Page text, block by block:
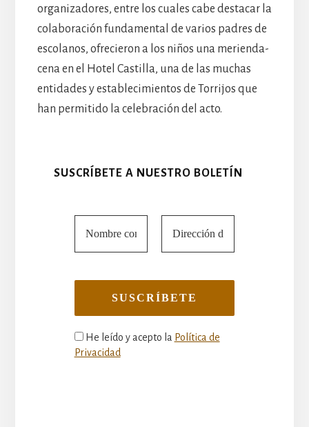
organizadores, entre los cuales cabe destacar la
colaboración fundamental de varios padres de
escolanos, ofrecieron a los niños una merienda-
cena en el Hotel Castilla, una de las muchas
entidades y establecimientos de Torrijos que
han permitido la celebración del acto.
SUSCRÍBETE A NUESTRO BOLETÍN
He leído y acepto la Política de
Privacidad